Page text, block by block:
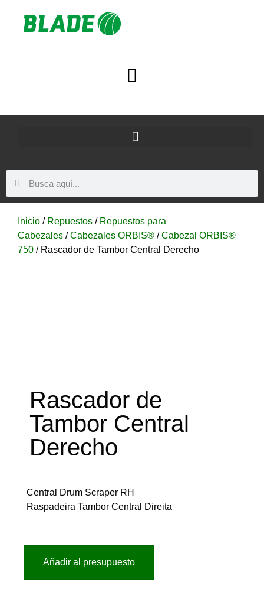
Inicio / Repuestos / Repuestos para
Cabezales /Cabezales ORBIS® /Cabezal ORBIS®
750 / Rascador de Tambor Central Derecho
Rascador de
Tambor Central
Derecho
Central Drum Scraper RH
Raspadeira Tambor Central Direita
Añadir al presupuesto